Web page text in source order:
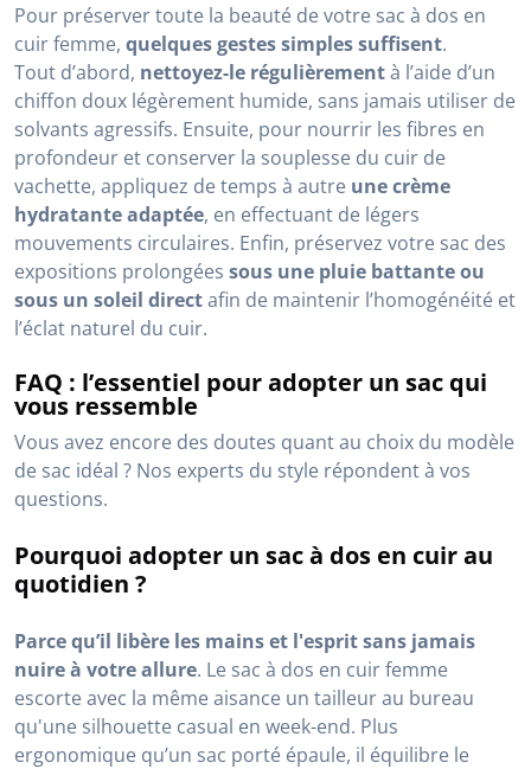
Pour préserver toute la beauté de votre sac à dos en
cuir femme, quelques gestes simples suffisent.
Tout d’abord, nettoyez-le régulièrementà l’aide d’un
chiffon doux légèrement humide, sans jamais utiliser de
solvants agressifs. Ensuite, pour nourrir les fibres en
profondeur et conserver la souplesse du cuir de
vachette, appliquez de temps à autre une crème
hydratante adaptée, en effectuant de légers
mouvements circulaires. Enfin, préservez votre sac des
expositions prolongées sous une pluie battante ou
sous un soleil directafin de maintenir l’homogénéité et
l’éclat naturel du cuir.
FAQ : l’essentiel pour adopter un sac qui
vous ressemble
Vous avez encore des doutes quant au choix du modèle
de sac idéal ? Nos experts du style répondent à vos
questions.
Pourquoi adopter un sac à dos en cuir au
quotidien ?
Parce qu’il libère les mains et l'esprit sans jamais
nuire à votre allure. Le sac à dos en cuir femme
escorte avec la même aisance un tailleur au bureau
qu'une silhouette casual en week-end. Plus
ergonomique qu’un sac porté épaule, il équilibre le